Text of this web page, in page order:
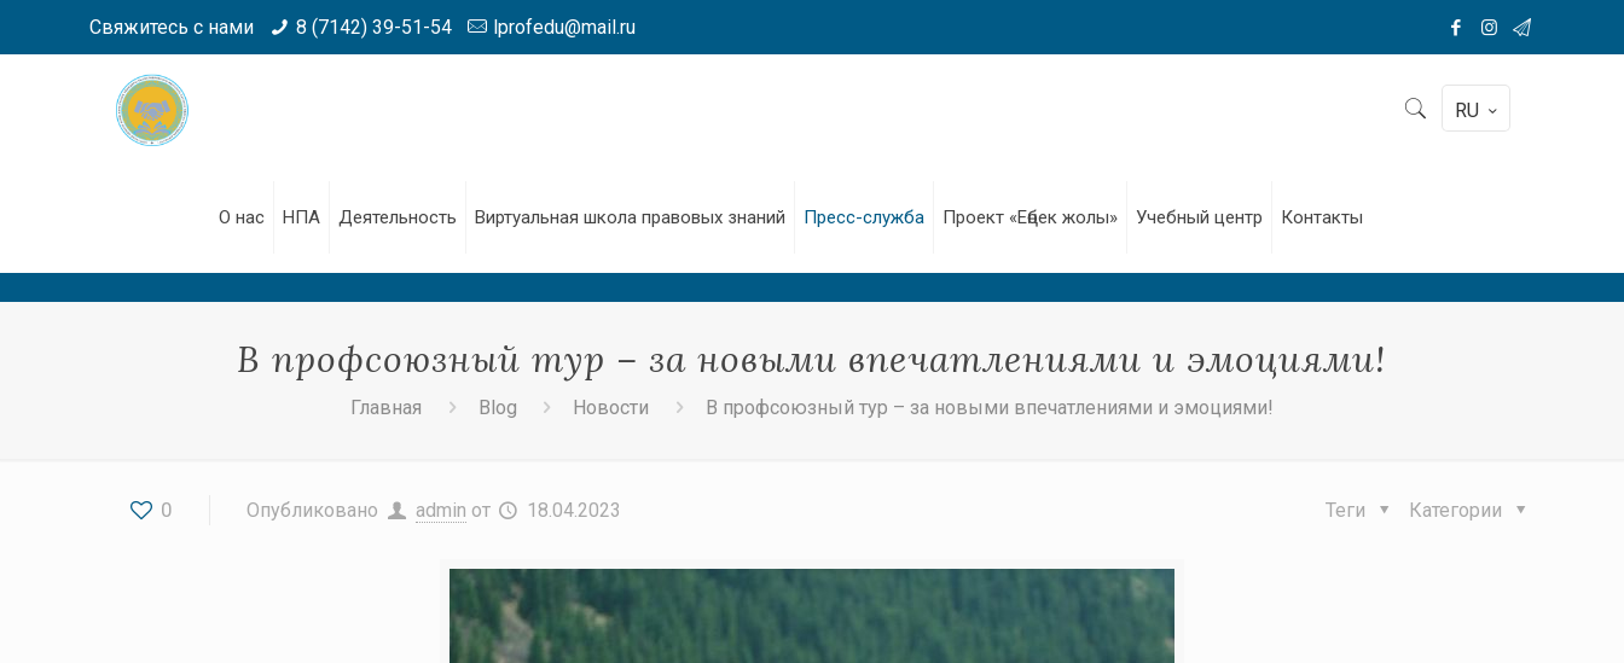
Свяжитесь с нами 8 (7142) 39-51-54 lprofedu@mail.ru
О нас НПА Деятельность Виртуальная школа правовых знаний Пресс-служба Проект «Еңбек жолы» Учебный центр Контакты
RU
В профсоюзный тур – за новыми впечатлениями и эмоциями!
Главная Blog Новости В профсоюзный тур – за новыми впечатлениями и эмоциями!
0 Опубликовано admin от 18.04.2023 Категории
Теги